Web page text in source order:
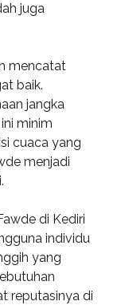
juga
mencatat
baik.
jangka
minim
cuaca yang
menjadi
di Kediri
individu
yang
reputasinya di